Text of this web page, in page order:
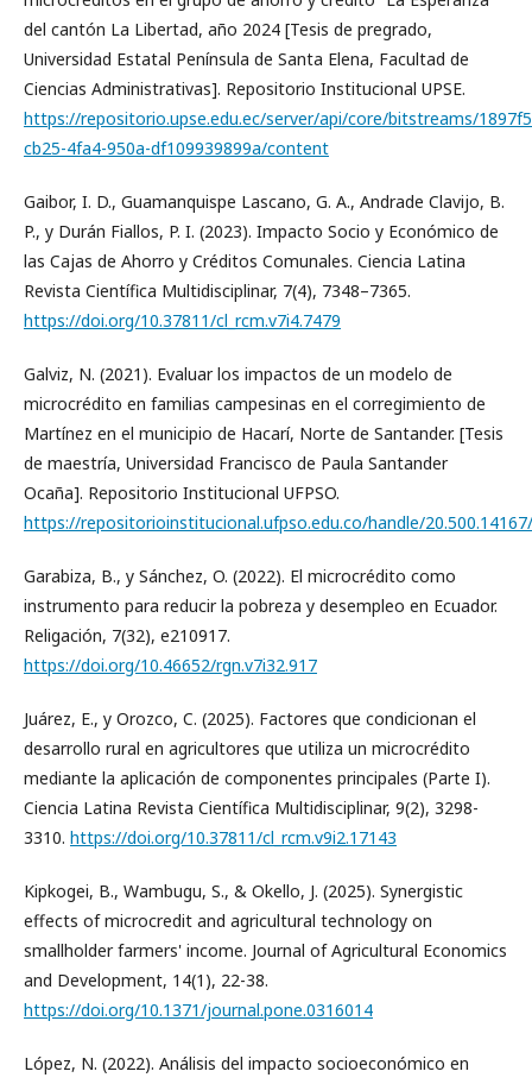
del cantón La Libertad, año 2024 [Tesis de pregrado,
Universidad Estatal Península de Santa Elena, Facultad de
Ciencias Administrativas]. Repositorio Institucional UPSE.
https://repositorio.upse.edu.ec/server/api/core/bitstreams/
cb25-4fa4-950a-df109939899a/content
Gaibor, I. D., Guamanquispe Lascano, G. A., Andrade Clavijo, B.
P., y Durán Fiallos, P. I. (2023). Impacto Socio y Económico de
las Cajas de Ahorro y Créditos Comunales. Ciencia Latina
Revista Científica Multidisciplinar, 7(4), 7348–7365.
https://doi.org/10.37811/cl_rcm.v7i4.7479
Galviz, N. (2021). Evaluar los impactos de un modelo de
microcrédito en familias campesinas en el corregimiento de
Martínez en el municipio de Hacarí, Norte de Santander. [Tesis
de maestría, Universidad Francisco de Paula Santander
Ocaña]. Repositorio Institucional UFPSO.
https://repositorioinstitucional.ufpso.edu.co/handle/
Garabiza, B., y Sánchez, O. (2022). El microcrédito como
instrumento para reducir la pobreza y desempleo en Ecuador.
Religación, 7(32), e210917.
https://doi.org/10.46652/rgn.v7i32.917
Juárez, E., y Orozco, C. (2025). Factores que condicionan el
desarrollo rural en agricultores que utiliza un microcrédito
mediante la aplicación de componentes principales (Parte I).
Ciencia Latina Revista Científica Multidisciplinar, 9(2), 3298-
3310. https://doi.org/10.37811/cl_rcm.v9i2.17143
Kipkogei, B., Wambugu, S., & Okello, J. (2025). Synergistic
effects of microcredit and agricultural technology on
smallholder farmers' income. Journal of Agricultural Economics
and Development, 14(1), 22-38.
https://doi.org/10.1371/journal.pone.0316014
López, N. (2022). Análisis del impacto socioeconómico en